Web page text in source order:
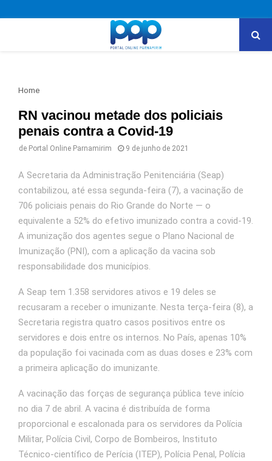
Home
RN vacinou metade dos policiais
penais contra a Covid-19
de Portal Online Parnamirim 9 de junho de 2021
A Secretaria da Administração Penitenciária (Seap)
contabilizou, até essa segunda-feira (7), a vacinação de
706 policiais penais do Rio Grande do Norte — o
equivalente a 52% do efetivo imunizado contra a covid-19.
A imunização dos agentes segue o Plano Nacional de
Imunização (PNI), com a aplicação da vacina sob
responsabilidade dos municípios.
A Seap tem 1.358 servidores ativos e 19 deles se
recusaram a receber o imunizante. Nesta terça-feira (8), a
Secretaria registra quatro casos positivos entre os
servidores e dois entre os internos. No País, apenas 10%
da população foi vacinada com as duas doses e 23% com
a primeira aplicação do imunizante.
A vacinação das forças de segurança pública teve início
no dia 7 de abril. A vacina é distribuída de forma
proporcional e escalonada para os servidores da Polícia
Militar, Polícia Civil, Corpo de Bombeiros, Instituto
Técnico-científico de Perícia (ITEP), Polícia Penal, Polícia